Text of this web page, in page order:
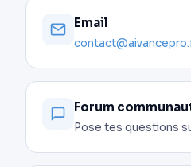
Email
Forum
Pose tes questions